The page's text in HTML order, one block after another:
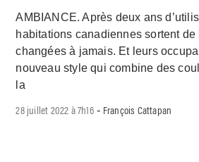
AMBIANCE. Après deux ans
habitations canadiennes sortent
changées à jamais. Et leurs
nouveau style qui combine des
la
28 juillet 2022 à 7h16- François Cattapan